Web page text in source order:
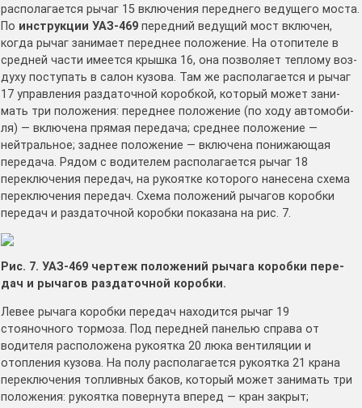
располагается рычаг 15 вклю­чения переднего ведущего моста.
По инструкции УАЗ-469 передний ведущий мост вклю­чен,
когда рычаг занимает переднее положение. На отопителе в
средней части имеется крышка 16, она позволяет теплому воз­
духу поступать в салон кузова. Там же располагается и ры­чаг
17 управления раздаточной коробкой, который может зани­
мать три положения: переднее положение (по ходу автомоби­
ля) — включена прямая передача; среднее положение —
нейтральное; заднее положение — включена понижающая
передача. Рядом с водителем располагается рычаг 18
переключения пере­дач, на рукоятке которого нанесена схема
переключения пере­дач. Схема положений рычагов коробки
передач и раздаточной коробки показана на рис. 7.
Рис. 7. УАЗ-469 чертеж положений рычага коробки пере­
дач и рычагов раздаточной коробки.
Левее рычага коробки передач на­ходится рычаг 19
стояночного тормоза. Под передней панелью справа от
водителя расположена рукоятка 20 люка вентиляции и
отопления кузова. На полу располагается рукоятка 21 крана
переключения топливных баков, который может занимать три
положения: рукоятка повернута вперед — кран закрыт;